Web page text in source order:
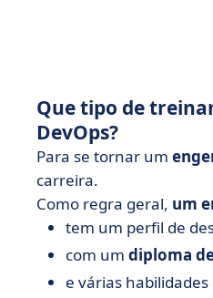
Que tipo de
DevOps?
Para se tornar um
carreira.
Como regra geral, um
tem um perfil de
com um diploma
e várias